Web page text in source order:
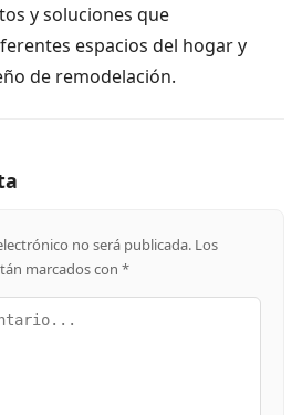
y soluciones que
espacios del hogar y
de remodelación.
no será publicada. Los
marcados con *